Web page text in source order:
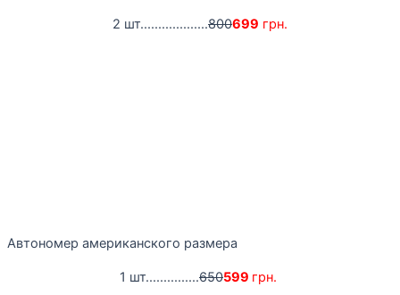
2 шт...................800699 грн.
Автономер американского размера
1 шт...............650599 грн.